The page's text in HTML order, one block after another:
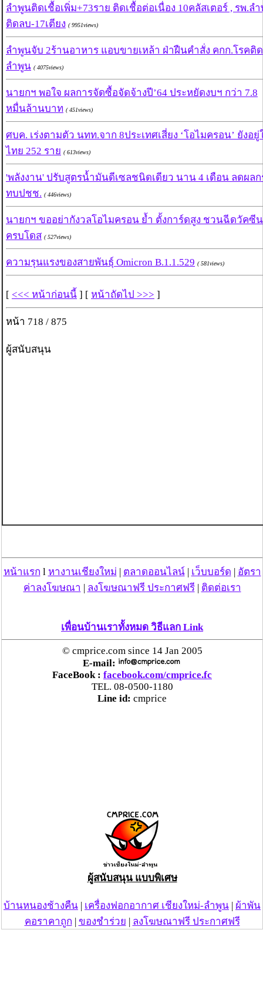
ลำพูนติดเชื้อเพิ่ม+73ราย ติดเชื้อต่อเนื่อง 10คลัสเตอร์ , รพ.ล
ติดลบ-17เตียง ( 9951views)
ลำพูนจับ 2ร้านอาหาร แอบขายเหล้า ฝ่าฝืนคำสั่ง คกก.โรคติ
ลำพูน ( 4075views)
นายกฯ พอใจ ผลการจัดซื้อจัดจ้างปี’64 ประหยัดงบฯ กว่า 7.8
หมื่นล้านบาท ( 451views)
ศบค. เร่งตามตัว นทท.จาก 8ประเทศเสี่ยง ‘โอไมครอน’ ยังอยู่
ไทย 252 ราย ( 613views)
'พลังงาน' ปรับสูตรน้ำมันดีเซลชนิดเดียว นาน 4 เดือน ลดผลก
ทบปชช. ( 446views)
นายกฯ ขออย่ากังวลโอไมครอน ย้ำ ตั้งการ์ดสูง ชวนฉีดวัคซีน
ครบโดส ( 527views)
ความรุนแรงของสายพันธุ์ Omicron B.1.1.529 ( 581views)
[ <<< หน้าก่อนนี้ ] [ หน้าถัดไป >>> ]
หน้า 718 / 875
ผู้สนับสนุน
หน้าแรก l หางานเชียงใหม่ | ตลาดออนไลน์| เว็บบอร์ด | อัตรา
ค่าลงโฆษณา | ลงโฆษณาฟรี ประกาศฟรี| ติดต่อเรา
เพื่อนบ้านเราทั้งหมด วิธีแลก Link
© cmprice.com since 14 Jan 2005
E-mail:
FaceBook : facebook.com/cmprice.fc
TEL. 08-0500-1180
Line id: cmprice
ผู้สนับสนุน แบบพิเศษ
บ้านหนองช้างคืน | เครื่องฟอกอากาศ เชียงใหม่-ลำพูน | ผ้าพัน
คอราคาถูก | ของชำร่วย | ลงโฆษณาฟรี ประกาศฟรี